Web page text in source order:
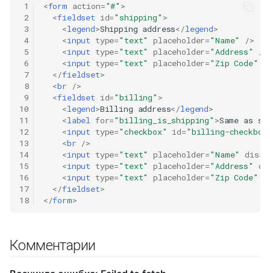
1
2
3
4
5
6
7
8
9
10
11
12
13
14
15
16
17
18
<form action="#" >
<fieldset id="shipping" >
<legend>Shipping address</legend>
<input type="text" placeholder="Name"
/>
<input type="text" placeholder="Address"
/>
<input type="text" placeholder="Zip Code"
</fieldset>
<br
/>
<fieldset id="billing" >
<legend>Billing address</legend>
<label for="billing_is_shipping" >Same as
<input type="checkbox" id="billing-
<br />
<input type="text" placeholder="Name"
<input type="text" placeholder="Address"
<input type="text" placeholder="Zip Code"
</fieldset>
</form>
Комментарии